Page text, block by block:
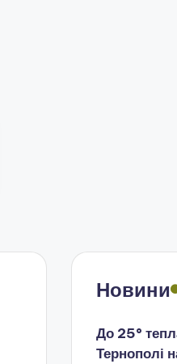
Новини
До 25°
Тернополі